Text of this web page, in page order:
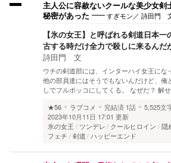
主人公に容赦ないクールな美少女剣
秘密があった
すぎモン／ 詩田門
【氷の女王】と呼ばれる剣道日本
古する時だけ全力で殺しに来るんだ
詩田門 文
ウチの剣道部には、インターハイ女王にな
他の部員達にはそうでもないんだけど、俺
しでフルボッコにしてくる。 なぜだ？ 解
★56
ラブコメ 完結済 1話
5,525文
2023年10月11日 17:01 更新
氷の女王
ツンデレ クールヒロイン 隠
フェチ
剣道 ハッピーエンド